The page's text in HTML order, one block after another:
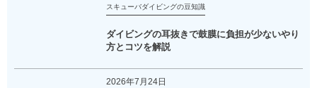
スキューバダイビングの豆知識
ダイビングの耳抜きで鼓膜に負担が少ないやり
方とコツを解説
2026年7月24日